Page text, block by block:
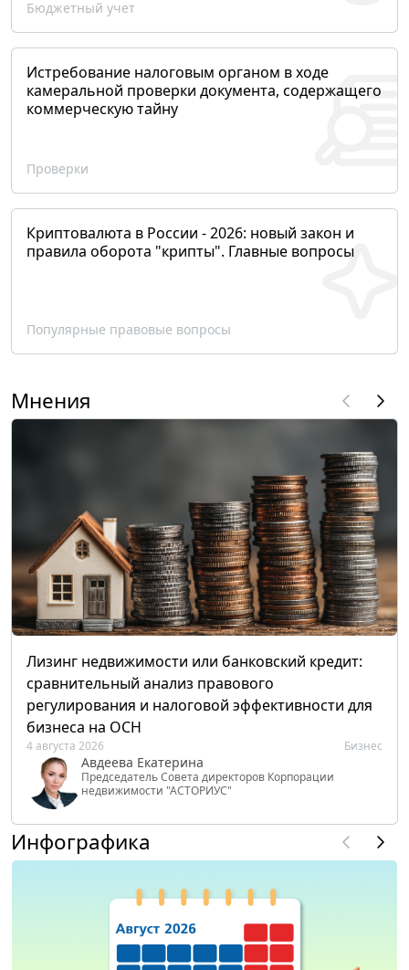
Бюджетный учет
Истребование налоговым органом в ходе
камеральной проверки документа, содержащего
коммерческую тайну
Проверки
Криптовалюта в России - 2026: новый закон и
правила оборота "крипты". Главные вопросы
Популярные правовые вопросы
Мнения
Лизинг недвижимости или банковский кредит:
сравнительный анализ правового
регулирования и налоговой эффективности для
бизнеса на ОСН
4 августа 2026 Бизнес
Авдеева Екатерина
Председатель Совета директоров Корпорации
недвижимости "АСТОРИУС"
Инфографика